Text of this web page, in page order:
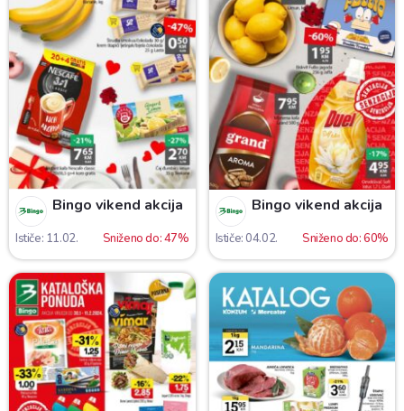
Bingo vikend akcija
Ističe: 11.02. Sniženo do: 47%
Bingo vikend akcija
Ističe: 04.02. Sniženo do: 60%